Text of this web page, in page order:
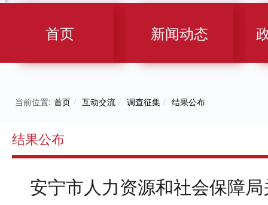
首页 新闻动态
当前位置: 首页 / 互动交流 / 调查征集 / 结果公布
结果公布
安宁市人力资源和社会保障